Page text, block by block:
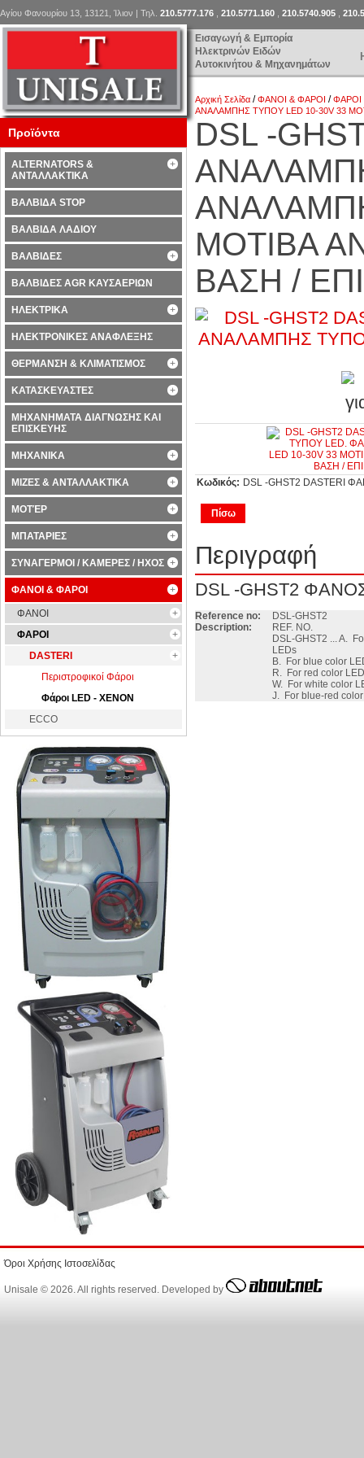
Εισαγωγή & Εμπορία
Ηλεκτρινών Ειδών
Αυτοκινήτου & Μηχανημάτων
Αγίου Φανουρίου 13, 13121, Ίλιον | Τηλ. 210.5777.176 210.5771.160 210.5740.905
Αρχική Σελίδα /ΦΑΝΟΙ & ΦΑΡΟΙ /ΦΑΡΟΙ
ANAΛΑΜΠΗΣ ΤΥΠΟΥ LED 10-30V 33
DSL -
MOTIΒΑ
ΒΑΣΗ /
Κωδικός: DSL -GHST2 DASTERI
Πίσω
Περιγραφή
DSL -GHST2
Reference no:
DSL-GHST2
Description:
REF. NO.
DSL-GHST2 ... A.
LEDs
B. For blue color
R. For red color
W. For white color
J. For blue-red
Προϊόντα
ALTERNATORS &
ΑΝΤΑΛΛΑΚΤΙΚΑ
ΒΑΛΒΙΔΑ STOP
ΒΑΛΒΙΔΑ ΛΑΔΙΟΥ
ΒΑΛΒΙΔΕΣ
ΒΑΛΒΙΔΕΣ AGR ΚΑΥΣΑΕΡΙΩΝ
ΗΛΕΚΤΡΙΚΑ
ΗΛΕΚΤΡΟΝΙΚΕΣ ΑΝΑΦΛΕΞΗΣ
ΘΕΡΜΑΝΣΗ & ΚΛΙΜΑΤΙΣΜΟΣ
ΚΑΤΑΣΚΕΥΑΣΤΕΣ
ΜΗΧΑΝΗΜΑΤΑ ΔΙΑΓΝΩΣΗΣ ΚΑΙ
ΕΠΙΣΚΕΥΗΣ
ΜΗΧΑΝΙΚΑ
ΜΙΖΕΣ & ΑΝΤΑΛΛΑΚΤΙΚΑ
ΜΟΤΈΡ
ΜΠΑΤΑΡΙΕΣ
ΣΥΝΑΓΕΡΜΟΙ / ΚΑΜΕΡΕΣ / ΗΧΟΣ
ΦΑΝΟΙ & ΦΑΡΟΙ
ΦΑΝΟΙ
ΦΑΡΟΙ
DASTERI
Περιστροφικοί Φάροι
Φάροι LED - XENON
ECCO
Όροι Χρήσης Ιστοσελίδας
Unisale © 2026. All rights reserved. Developed by